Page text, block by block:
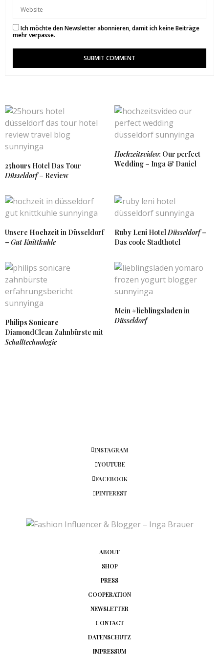
SUNNYINGA SAGT:
21. JANUAR 2018 UM 16:27 UHR
daran liegt, dass es auch schon an Möglichkeiten
zum bestellen mangeln würde. So tolles asiatisches
Essen sucht man in einer Kleinstadt vergeblich.
Liebe Grüße, Milli
http://www.millilovesfashion.de
SUNNYINGA
22. JANUAR 2018 UM 9:29 UHR
🙂
Ich möchte den Newsletter abonnieren, damit ich keine Beiträge
mehr verpasse.
25hours Hotel Das Tour
Düsseldorf– Review
Hochzeitsvideo: Our perfect
Wedding – Inga & Daniel
Unsere Hochzeitin Düsseldorf
– Gut Knittkuhle
Ruby Leni HotelDüsseldorf–
Das coole Stadthotel
Philips Sonicare
DiamondClean Zahnbürste mit
Schalltechnologie
Mein#lieblingsladenin
Düsseldorf
INSTAGRAM
YOUTUBE
FACEBOOK
PINTEREST
ABOUT
SHOP
PRESS
COOPERATION
NEWSLETTER
CONTACT
DATENSCHUTZ
IMPRESSUM